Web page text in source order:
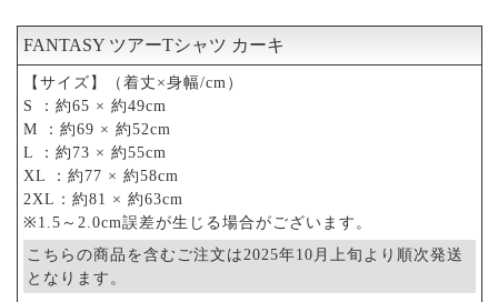
1 2
FANTASY ツアーTシャツ カーキ
【サイズ】（着丈×身幅/cm）
S ：約65 × 約49cm
M ：約69 × 約52cm
L ：約73 × 約55cm
XL ：約77 × 約58cm
2XL：約81 × 約63cm
※1.5～2.0cm誤差が生じる場合がございます。
こちらの商品を含むご注文は2025年10月上旬より順次発送
となります。